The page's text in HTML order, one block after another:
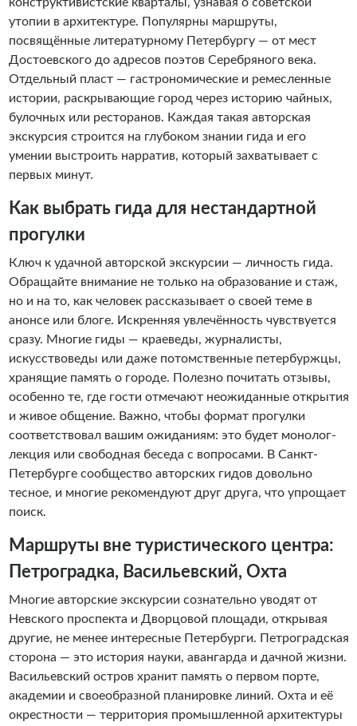
утопии в архитектуре. Популярны маршруты,
посвящённые литературному Петербургу — от мест
Достоевского до адресов поэтов Серебряного века.
Отдельный пласт — гастрономические и ремесленные
истории, раскрывающие город через историю чайных,
булочных или ресторанов. Каждая такая авторская
экскурсия строится на глубоком знании гида и его
умении выстроить нарратив, который захватывает с
первых минут.
Как выбрать гида для нестандартной
прогулки
Ключ к удачной авторской экскурсии — личность гида.
Обращайте внимание не только на образование и стаж,
но и на то, как человек рассказывает о своей теме в
анонсе или блоге. Искренняя увлечённость чувствуется
сразу. Многие гиды — краеведы, журналисты,
искусствоведы или даже потомственные петербуржцы,
хранящие память о городе. Полезно почитать отзывы,
особенно те, где гости отмечают неожиданные открытия
и живое общение. Важно, чтобы формат прогулки
соответствовал вашим ожиданиям: это будет монолог-
лекция или свободная беседа с вопросами. В Санкт-
Петербурге сообщество авторских гидов довольно
тесное, и многие рекомендуют друг друга, что упрощает
поиск.
Маршруты вне туристического центра:
Петроградка, Васильевский, Охта
Многие авторские экскурсии сознательно уводят от
Невского проспекта и Дворцовой площади, открывая
другие, не менее интересные Петербурги. Петроградская
сторона — это история науки, авангарда и дачной жизни.
Васильевский остров хранит память о первом порте,
академии и своеобразной планировке линий. Охта и её
окрестности — территория промышленной архитектуры